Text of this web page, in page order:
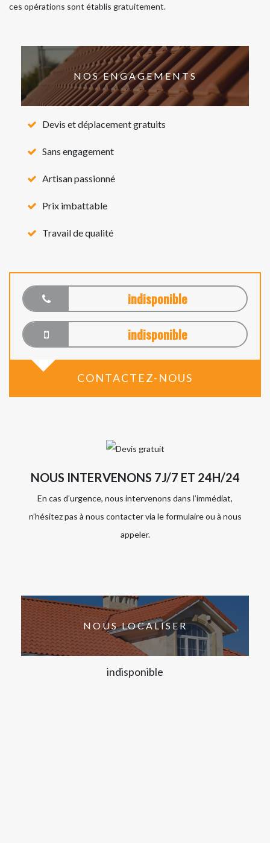
ces opérations sont établis gratuitement.
NOS ENGAGEMENTS
Devis et déplacement gratuits
Sans engagement
Artisan passionné
Prix imbattable
Travail de qualité
indisponible
indisponible
CONTACTEZ-NOUS
NOUS INTERVENONS 7J/7 ET 24H/24
En cas d’urgence, nous intervenons dans l’immédiat,
n’hésitez pas à nous contacter via le formulaire ou à nous
appeler.
NOUS LOCALISER
indisponible